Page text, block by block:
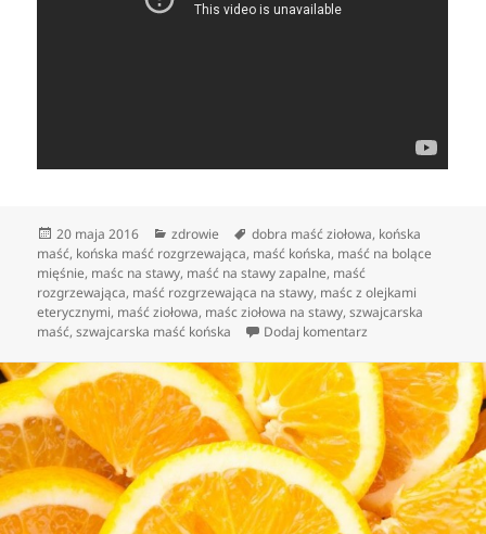
Data
publikacji
20 maja 2016 Kategorie
zdrowie Tagi
dobra maść ziołowa, końska
maść, końska maść rozgrzewająca, maść końska, maść na bolące
mięśnie, maśc na stawy, maść na stawy zapalne, maść
rozgrzewająca, maść rozgrzewająca na stawy, maśc z olejkami
eterycznymi, maść ziołowa, maśc ziołowa na stawy,szwajcarska
maść,szwajcarska maść końska Dodaj komentarz